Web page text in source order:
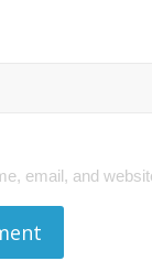
email, and